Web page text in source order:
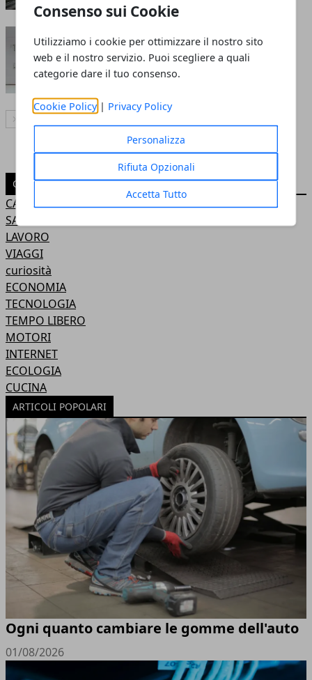
Consenso sui Cookie
Utilizziamo i cookie per ottimizzare il nostro sito
web e il nostro servizio. Puoi scegliere a quali
categorie dare il tuo consenso.
Cookie Policy | Privacy Policy
Personalizza
Rifiuta Opzionali
Accetta Tutto
Come rendere gli ascensori
maggiormente inclusivi?
Redazione - 07 feb 2024
Articolo Successivo
CATEGORIE
CASA
SALUTE
LAVORO
VIAGGI
curiosità
ECONOMIA
TECNOLOGIA
TEMPO LIBERO
MOTORI
INTERNET
ECOLOGIA
CUCINA
ARTICOLI POPOLARI
Ogni quanto cambiare le gomme dell'auto
01/08/2026